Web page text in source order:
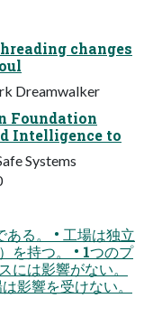
changes
Dreamwalker
Foundation
Intelligence to
Systems
る。 • 工場は独立
を持つ。 • 1つのプ
には影響がない。
影響を受けない。